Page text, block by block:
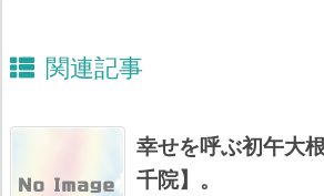
関連記事
幸せを呼ぶ初午大
千院】。